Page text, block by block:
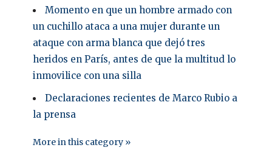
Momento en que un hombre armado con
un cuchillo ataca a una mujer durante un
ataque con arma blanca que dejó tres
heridos en París, antes de que la multitud lo
inmovilice con una silla
Declaraciones recientes de Marco Rubio a
la prensa
More in this category »